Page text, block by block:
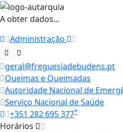
A obter dados...
Administração
geral@freguesiadebudens.pt
Queimas e Queimadas
Autoridade Nacional de
Serviço Nacional de Saúde
+351 282 695 377*
Horários